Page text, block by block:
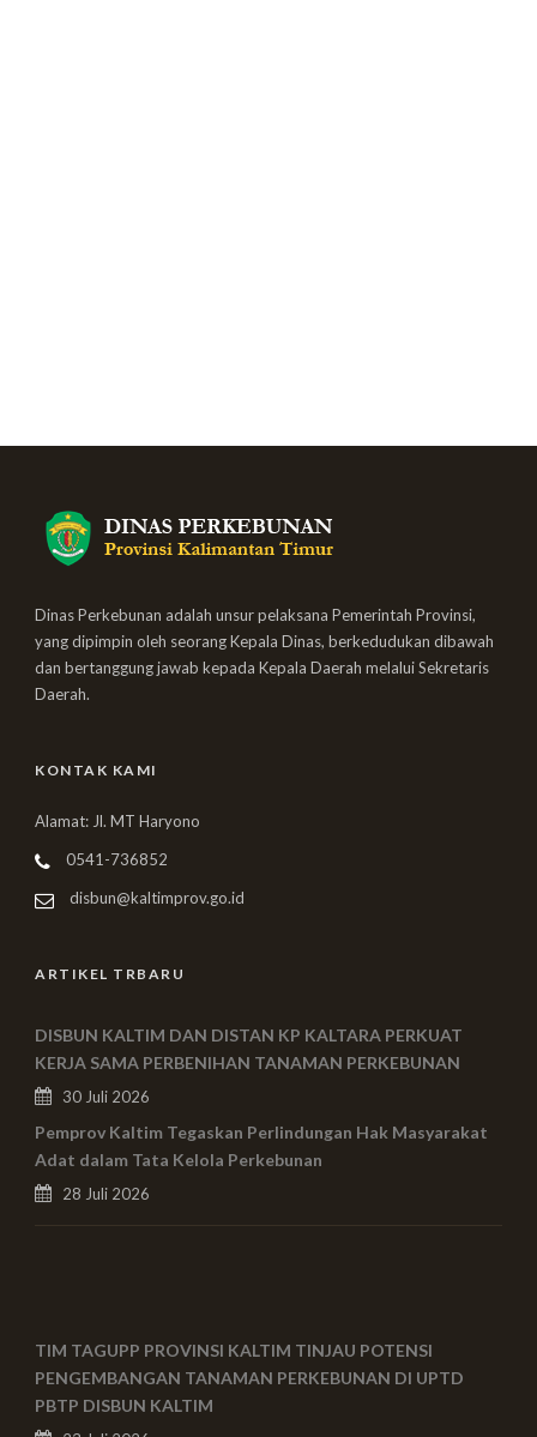
Dinas Perkebunan adalah unsur pelaksana Pemerintah Provinsi,
yang dipimpin oleh seorang Kepala Dinas, berkedudukan dibawah
dan bertanggung jawab kepada Kepala Daerah melalui Sekretaris
Daerah.
KONTAK KAMI
Alamat: Jl. MT Haryono
0541-736852
disbun@kaltimprov.go.id
ARTIKEL TRBARU
DISBUN KALTIM DAN DISTAN KP KALTARA PERKUAT
KERJA SAMA PERBENIHAN TANAMAN PERKEBUNAN
30 Juli 2026
Pemprov Kaltim Tegaskan Perlindungan Hak Masyarakat
Adat dalam Tata Kelola Perkebunan
28 Juli 2026
TIM TAGUPP PROVINSI KALTIM TINJAU POTENSI
PENGEMBANGAN TANAMAN PERKEBUNAN DI UPTD
PBTP DISBUN KALTIM